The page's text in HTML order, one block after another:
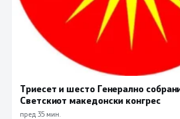
Триесет и шесто Генерално
Светскиот македонски конгрес
пред 35 мин.